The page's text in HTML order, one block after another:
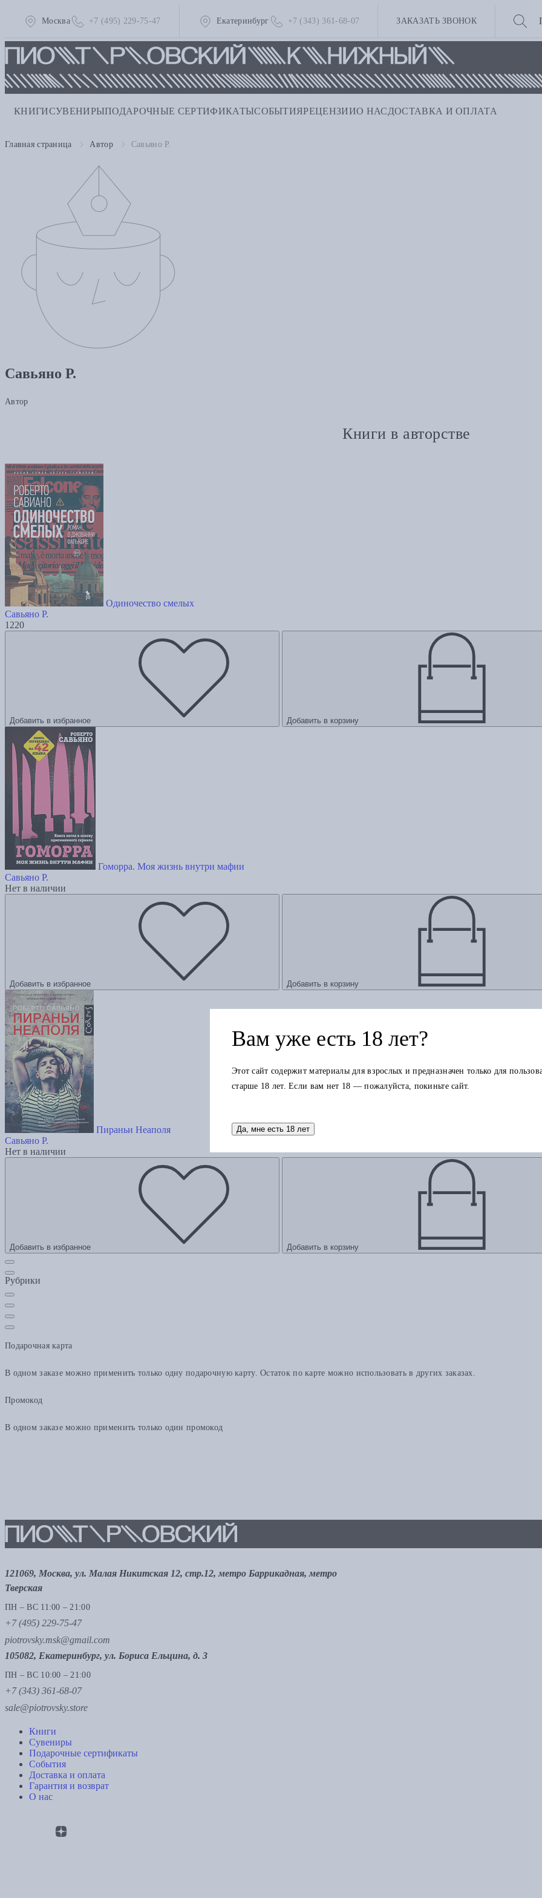
Москва +7 (495) 229-75-47 Екатеринбург +7 (343) 361-68-07 ЗАКАЗАТЬ ЗВОНОК
КНИГИСУВЕНИРЫПОДАРОЧНЫЕ СЕРТИФИКАТЫСОБЫТИЯРЕЦЕНЗИИО НАС ДОСТАВКА И ОПЛАТА
Главная страница Автор Савьяно Р.
Савьяно Р.
Автор
Книги в авторстве
Одиночество смелых
Савьяно Р.
1220
Добавить в избранное Добавить в корзину
Гоморра. Моя жизнь внутри мафии
Савьяно Р.
Нет в наличии
Добавить в избранное Добавить в корзину
Пираньи Неаполя
Савьяно Р.
Нет в наличии
Добавить в избранное Добавить в корзину
Рубрики
Подарочная карта
В одном заказе можно применить только одну подарочную карту. Остаток по карте можно использовать в других заказах.
Промокод
В одном заказе можно применить только один промокод
121069, Москва, ул. Малая Никитская 12, стр.12, метро Баррикадная, метро
Тверская
ПН – ВС 11:00 – 21:00
+7 (495) 229-75-47
piotrovsky.msk@gmail.com
105082, Екатеринбург, ул. Бориса Ельцина, д. 3
ПН – ВС 10:00 – 21:00
+7 (343) 361-68-07
sale@piotrovsky.store
Книги
Сувениры
Подарочные сертификаты
События
Доставка и оплата
Гарантия и возврат
О нас
Вам уже есть 18 лет?
Этот сайт содержит материалы для взрослых и предназначен только для
старше 18 лет. Если вам нет 18 — пожалуйста, покиньте сайт.
Да, мне есть 18 лет